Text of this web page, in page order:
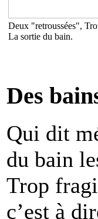
Deux "retroussées",
La sortie du bain.
Des
Qui dit
du bain
Trop
c’est à